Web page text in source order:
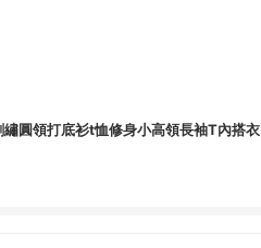
圓領打底衫t恤修身小高領長袖T內搭衣